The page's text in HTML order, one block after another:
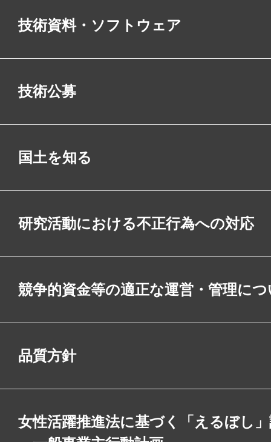
技術資料・ソフトウェア
技術公募
国土を知る
研究活動における不正行為への対応
競争的資金等の適正な運営・管理に
品質方針
女性活躍推進法に基づく「えるぼし